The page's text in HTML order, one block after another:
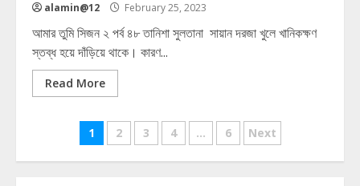
alamin@12 February 25, 2023
আমার তুমি সিজন ২ পর্ব ৪৮ তানিশা সুলতানা সায়ান দরজা খুলে খানিকক্ষণ
স্তব্ধ হয়ে দাঁড়িয়ে থাকে। কারণ...
Read More
Posts
pagination
1 2 3 4 … 6 Next